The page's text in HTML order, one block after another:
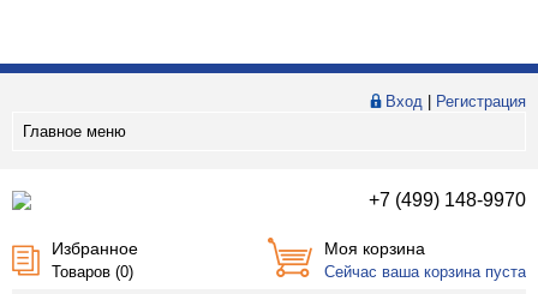
Вход
Регистрация
Главное меню
+7 (499) 148-9970
Избранное
Товаров (0)
Моя корзина
Сейчас ваша корзина пуста